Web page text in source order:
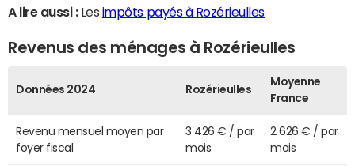
A lire aussi :Les impôts payés à Rozérieulles
Revenus des ménages à Rozérieulles
Données 2024 Rozérieulles
Moyenne
France
Revenu mensuel moyen par
foyer fiscal
3 426 € / par
mois
2 626 € / par
mois